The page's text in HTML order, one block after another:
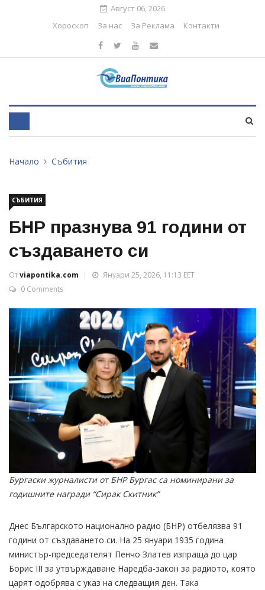
Август 06, 2026
Хороскоп
За нас За Реклама Контакти
Начало Събития
СЪБИТИЯ
БНР празнува 91 години от
създаването си
Отviapontika.com
Януари 25, 2026, 11:13 EET
0 Comments
Бургаски журналисти от БНР Бургас са номинирани за
годишните награди “Сирак Скитник”
Днес Българското национално радио (БНР) отбелязва 91
години от създаването си. На 25 януари 1935 година
министър-председателят Пенчо Златев изпраща до цар
Борис III за утвърждаване Наредба-закон за радиото, която
царят одобрява с указ на следващия ден. Така